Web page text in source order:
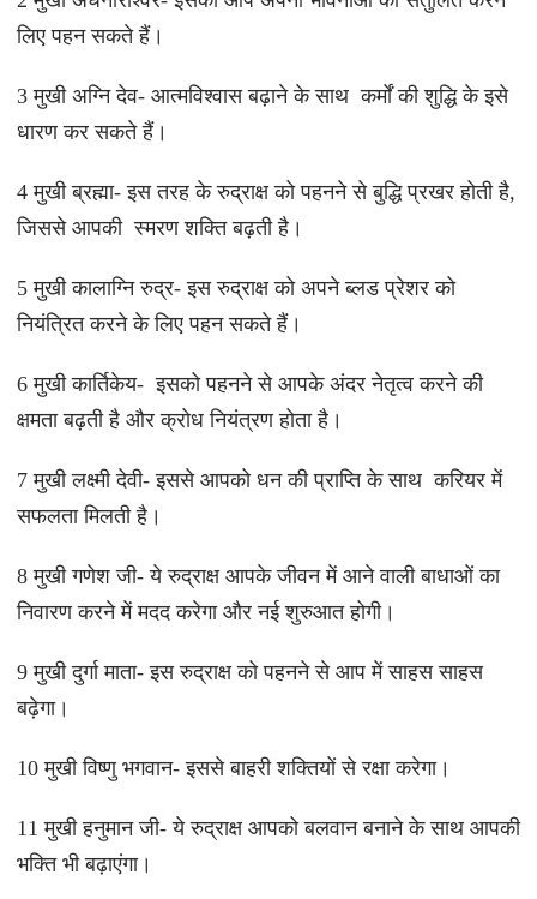
लिए पहन सकते हैं।
3 मुखी अग्नि देव- आत्मविश्वास बढ़ाने के साथ कर्मों की शुद्धि के इसे
धारण कर सकते हैं।
4 मुखी ब्रह्मा- इस तरह के रुद्राक्ष को पहनने से बुद्धि प्रखर होती है,
जिससे आपकी स्मरण शक्ति बढ़ती है।
5 मुखी कालाग्नि रुद्र- इस रुद्राक्ष को अपने ब्लड प्रेशर को
नियंत्रित करने के लिए पहन सकते हैं।
6 मुखी कार्तिकेय- इसको पहनने से आपके अंदर नेतृत्व करने की
क्षमता बढ़ती है और क्रोध नियंत्रण होता है।
7 मुखी लक्ष्मी देवी- इससे आपको धन की प्राप्ति के साथ करियर में
सफलता मिलती है।
8 मुखी गणेश जी- ये रुद्राक्ष आपके जीवन में आने वाली बाधाओं का
निवारण करने में मदद करेगा और नई शुरुआत होगी।
9 मुखी दुर्गा माता- इस रुद्राक्ष को पहनने से आप में साहस साहस
बढ़ेगा।
10 मुखी विष्णु भगवान- इससे बाहरी शक्तियों से रक्षा करेगा।
11 मुखी हनुमान जी- ये रुद्राक्ष आपको बलवान बनाने के साथ आपकी
भक्ति भी बढ़ाएंगा।